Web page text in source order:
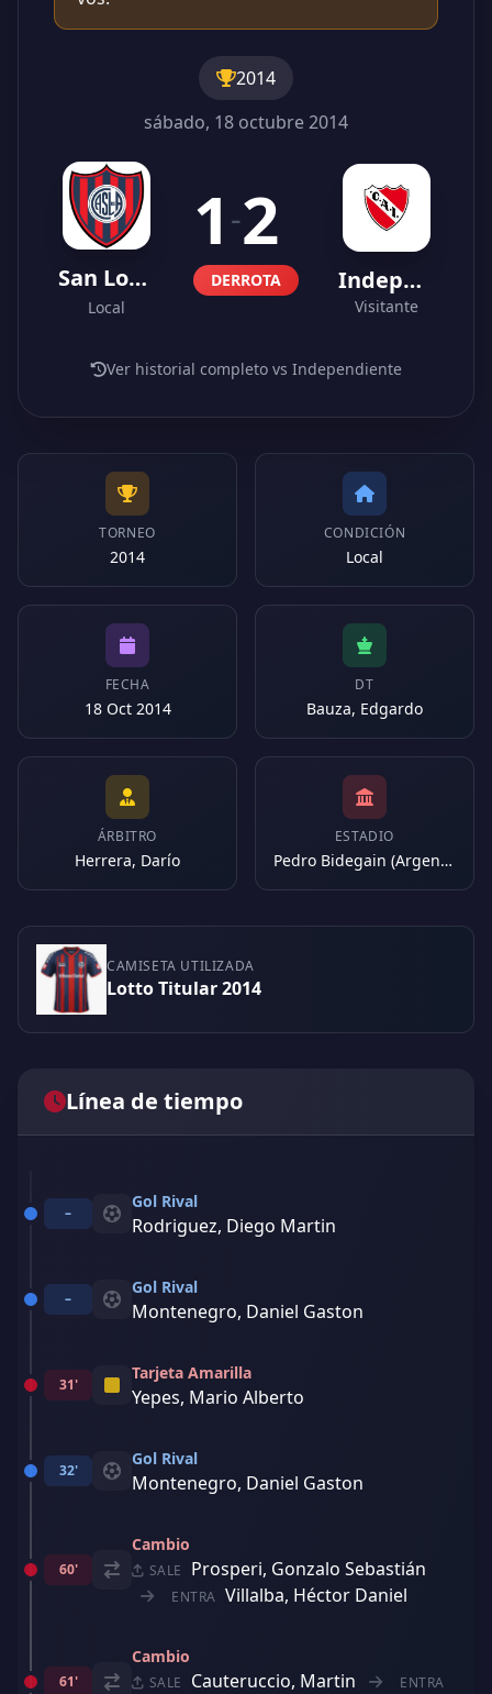
2014
sábado, 18 octubre 2014
San Lorenzo
Local
1 -2
DERROTA Independiente
Visitante
Ver historial completo vs Independiente
TORNEO
2014
CONDICIÓN
Local
FECHA
18 Oct 2014
DT
Bauza, Edgardo
ÁRBITRO
Herrera, Darío
ESTADIO
Pedro Bidegain (Argentina)
CAMISETA UTILIZADA
Lotto Titular 2014
Línea de tiempo
–
Gol Rival
Rodriguez, Diego Martin
–
Gol Rival
Montenegro, Daniel Gaston
31'
Tarjeta Amarilla
Yepes, Mario Alberto
32'
Gol Rival
Montenegro, Daniel Gaston
60'
Cambio
SALE Prosperi, Gonzalo Sebastián
ENTRA Villalba, Héctor Daniel
61'
Cambio
SALE Cauteruccio, Martin ENTRA